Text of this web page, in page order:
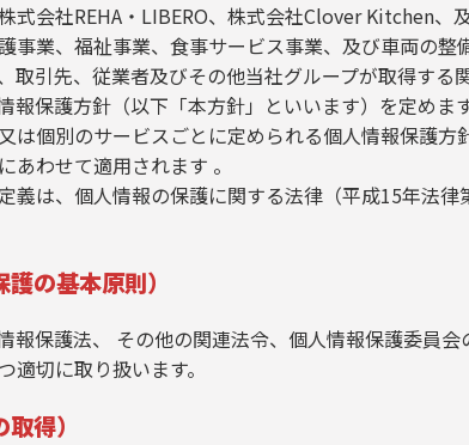
式会社REHA・LIBERO、株式会社Clover Kitchen、
事業、福祉事業、食事サービス事業、及び車両の
取引先、従業者及びその他当社グループが取得す
報保護方針（以下「本方針」といいます）を定めます
は個別のサービスごとに定められる個人情報保護
あわせて適用されます 。
義は、個人情報の保護に関する法律（平成15年法
の基本原則）
報保護法、 その他の関連法令、個人情報保護委員
適切に取り扱います。
得）